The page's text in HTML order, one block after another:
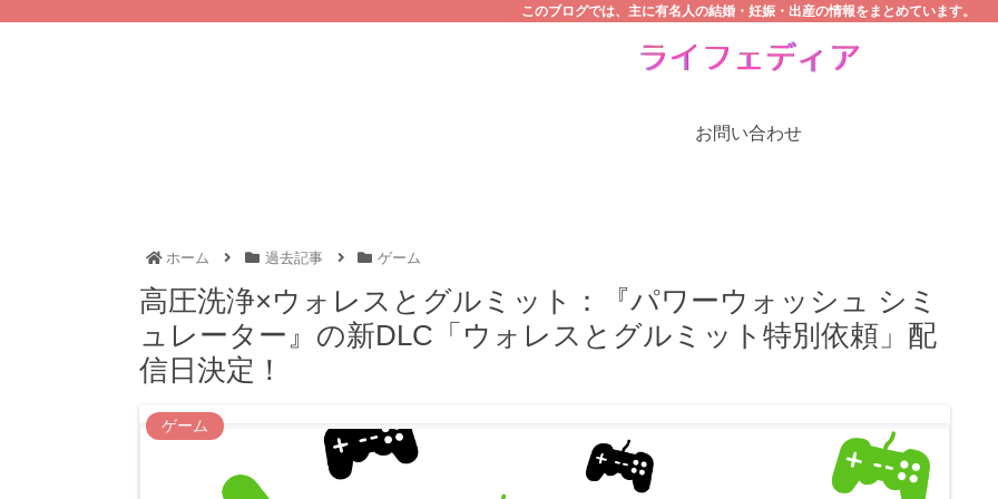
このブログでは、主に有名人の結婚・妊娠・出産の情報をまとめています。
お問い合わせ
ホーム 過去記事 ゲーム
高圧洗浄×ウォレスとグルミット：『パワーウォッシュ シミ
ュレーター』の新DLC「ウォレスとグルミット特別依頼」配
信日決定！
ゲーム